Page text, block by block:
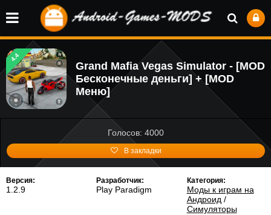
4.4
Grand Mafia Vegas Simulator - [MOD
Бесконечные деньги] + [MOD
Меню]
Голосов: 4000
В закладки
Версия:
1.2.9
Разработчик:
Play Paradigm
Категория:
Моды к играм на
Андроид /
Симуляторы